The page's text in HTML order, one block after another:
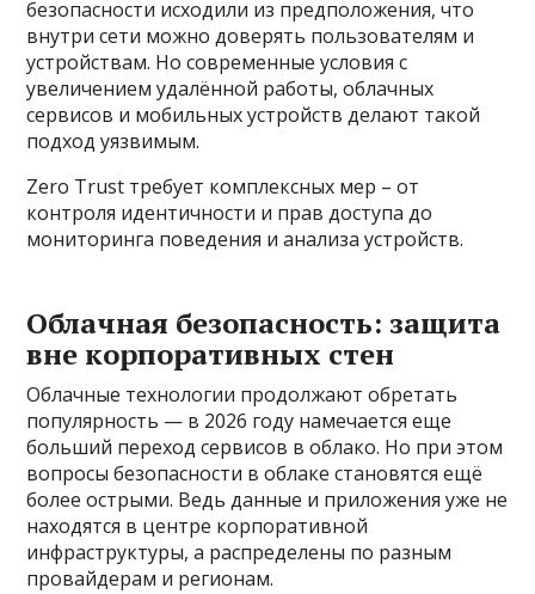
безопасности исходили из предположения, что
внутри сети можно доверять пользователям и
устройствам. Но современные условия с
увеличением удалённой работы, облачных
сервисов и мобильных устройств делают такой
подход уязвимым.
Zero Trust требует комплексных мер – от
контроля идентичности и прав доступа до
мониторинга поведения и анализа устройств.
Облачная безопасность: защита
вне корпоративных стен
Облачные технологии продолжают обретать
популярность — в 2026 году намечается еще
больший переход сервисов в облако. Но при этом
вопросы безопасности в облаке становятся ещё
более острыми. Ведь данные и приложения уже не
находятся в центре корпоративной
инфраструктуры, а распределены по разным
провайдерам и регионам.